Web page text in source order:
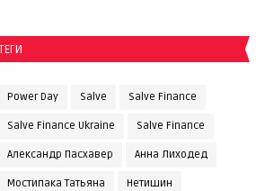
Power Day Salve Salve Finance
Salve Finance Ukraine Salve Finanсe
Александр Пасхавер Анна Лиходед
Мостипака Татьяна Нетишин